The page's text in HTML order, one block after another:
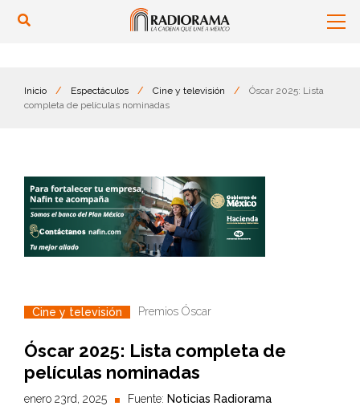
Inicio / Espectáculos / Cine y televisión /
Óscar 2025: Lista
completa de películas nominadas
Cine y televisión Premios Óscar
Óscar 2025: Lista completa de
películas nominadas
enero 23rd, 2025 Fuente: Noticias Radiorama